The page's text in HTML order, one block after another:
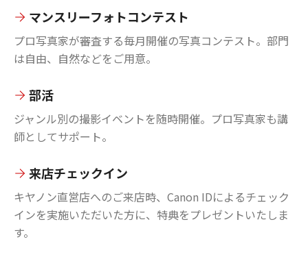
マンスリーフォトコンテスト
プロ写真家が審査する毎月開催の写真コンテスト。部門
は自由、自然などをご用意。
部活
ジャンル別の撮影イベントを随時開催。プロ写真家も講
師としてサポート。
来店チェックイン
キヤノン直営店へのご来店時、Canon IDによるチェック
インを実施いただいた方に、特典をプレゼントいたしま
す。